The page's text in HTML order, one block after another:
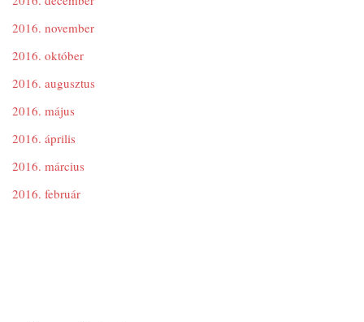
2016. november
2016. október
2016. augusztus
2016. május
2016. április
2016. március
2016. február